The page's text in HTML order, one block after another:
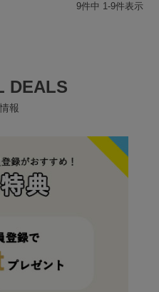
9件中 1-9件表示
DEALS
報